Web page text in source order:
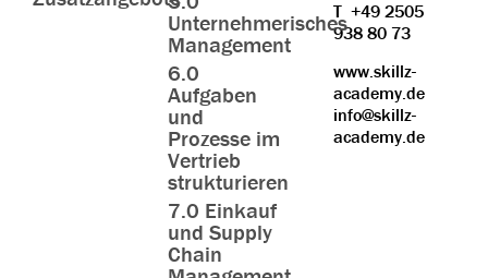
Unternehmerisches
Management
6.0
Aufgaben
und
Prozesse im
Vertrieb
strukturieren
7.0 Einkauf
und Supply
Chain
T +49 2505
938 80 73
www.skillz-
academy.de
info@skillz-
academy.de